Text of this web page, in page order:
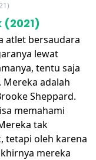
(2021)
atlet bersaudara
lewat
tentu saja
adalah
Sheppard.
memahami
tak
tetapi oleh karena
mereka